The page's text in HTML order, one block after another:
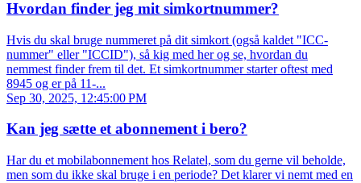
Hvordan finder jeg mit simkortnummer?
Hvis du skal bruge nummeret på dit simkort (også kaldet "ICC-
nummer" eller "ICCID"), så kig med her og se, hvordan du
nemmest finder frem til det. Et simkortnummer starter oftest med
8945 og er på 11-...
Sep 30, 2025, 12:45:00 PM
Kan jeg sætte et abonnement i bero?
Har du et mobilabonnement hos Relatel, som du gerne vil beholde,
men som du ikke skal bruge i en periode? Det klarer vi nemt med en